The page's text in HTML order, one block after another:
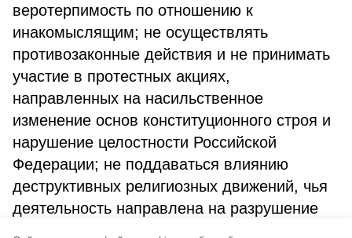
веротерпимость по отношению к
инакомыслящим; не осуществлять
противозаконные действия и не принимать
участие в протестных акциях,
направленных на насильственное
изменение основ конституционного строя и
нарушение целостности Российской
Федерации; не поддаваться влиянию
деструктивных религиозных движений, чья
деятельность направлена на разрушение